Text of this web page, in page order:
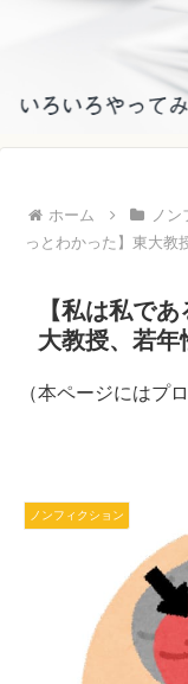
ホーム ノ
っとわかった】東大教
【私は私で
大教授、若年
（本ページにはプ
ノンフィクション